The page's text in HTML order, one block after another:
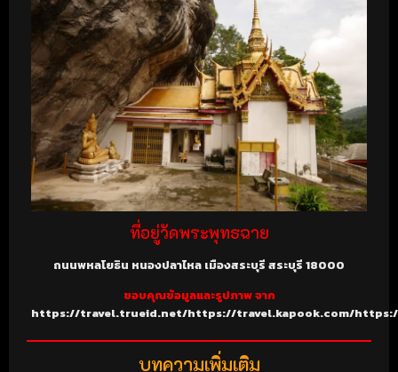
ที่อยู่วัดพระพุทธฉาย
ถนนพหลโยธิน หนองปลาไหล เมืองสระบุรี สระบุรี 18000
ขอบคุณข้อมูลและรูปภาพ จาก
https://travel.trueid.net/https://travel.kapook.com/
บทความเพิ่มเติม